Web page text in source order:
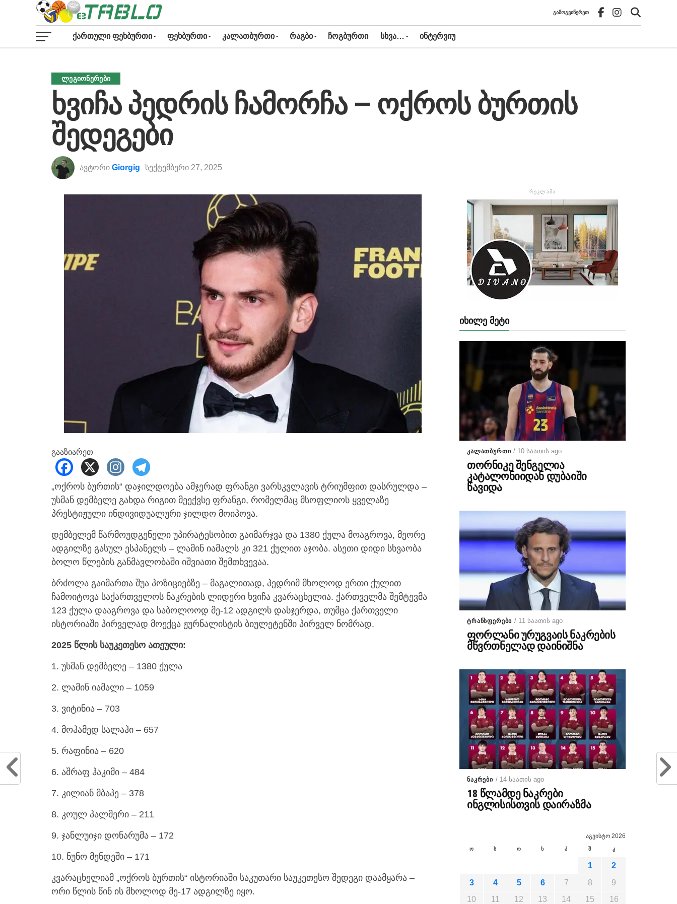
ᲒᲐᲛᲝᲒᲕᲘᲬᲔᲠᲔᲗ
ᲥᲐᲠᲗᲣᲚᲘ ᲤᲔᲮᲑᲣᲠᲗᲘ ᲤᲔᲮᲑᲣᲠᲗᲘ ᲙᲐᲚᲐᲗᲑᲣᲠᲗᲘ ᲠᲐᲒᲑᲘ ᲩᲝᲒᲑᲣᲠᲗᲘ ᲡᲮᲕᲐ… ᲘᲜᲢᲔᲠᲕᲘᲣ
ᲚᲔᲒᲘᲝᲜᲔᲠᲔᲑᲘ
ხვიჩა პედრის ჩამორჩა – ოქროს ბურთის
შედეგები
ავტორი Giorgig სექტემბერი 27, 2025
გააზიარეთ
„ოქროს ბურთის“ დაჯილდოება ამჯერად ფრანგი ვარსკვლავის ტრიუმფით დასრულდა –
უსმან დემბელე გახდა რიგით მეექვსე ფრანგი, რომელმაც მსოფლიოს ყველაზე
პრესტიჟული ინდივიდუალური ჯილდო მოიპოვა.
დემბელემ წარმოუდგენელი უპირატესობით გაიმარჯვა და 1380 ქულა მოაგროვა, მეორე
ადგილზე გასულ ესპანელს – ლამინ იამალს კი 321 ქულით აჯობა. ასეთი დიდი სხვაობა
ბოლო წლების განმავლობაში იშვიათი შემთხვევაა.
ბრძოლა გაიმართა შუა პოზიციებზე – მაგალითად, პედრიმ მხოლოდ ერთი ქულით
ჩამოიტოვა საქართველოს ნაკრების ლიდერი ხვიჩა კვარაცხელია. ქართველმა შემტევმა
123 ქულა დააგროვა და საბოლოოდ მე-12 ადგილს დასჯერდა, თუმცა ქართველი
ისტორიაში პირველად მოექცა ჟურნალისტის ბიულეტენში პირველ ნომრად.
2025 წლის საუკეთესო ათეული:
1. უსმან დემბელე – 1380 ქულა
2. ლამინ იამალი – 1059
3. ვიტინია – 703
4. მოჰამედ სალაჰი – 657
5. რაფინია – 620
6. აშრაფ ჰაკიმი – 484
7. კილიან მბაპე – 378
8. კოულ პალმერი – 211
9. ჯანლუიჯი დონარუმა – 172
10. ნუნო მენდეში – 171
კვარაცხელიამ „ოქროს ბურთის“ ისტორიაში საკუთარი საუკეთესო შედეგი დაამყარა –
ორი წლის წინ ის მხოლოდ მე-17 ადგილზე იყო.
ᲠᲔᲙᲚᲐᲛᲐ
ᲘᲮᲘᲚᲔ ᲛᲔᲢᲘ
ᲙᲐᲚᲐᲗᲑᲣᲠᲗᲘ / 10 საათის ago
თორნიკე შენგელია
კატალონიიდან დუბაიში
წავიდა
ᲢᲠᲐᲜᲡᲤᲔᲠᲔᲑᲘ / 11 საათის ago
ფორლანი ურუგვაის ნაკრების
მწვრთნელად დაინიშნა
ᲜᲐᲙᲠᲔᲑᲘ / 14 საათის ago
18 წლამდე ნაკრები
ინგლისისთვის დაირაზმა
აგვისტო 2026
ო ს ო ხ პ შ კ
1
2
3
4 5 6 7 8
9
10
11 12 13 14 15
16